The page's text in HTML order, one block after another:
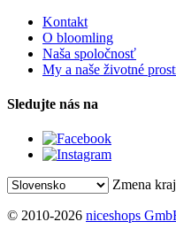
Kontakt
O bloomling
Naša spoločnosť
My a naše životné
Sledujte nás na
Zmena
© 2010-2026 niceshops